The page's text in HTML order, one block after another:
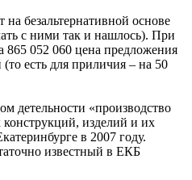
безальтернативной основе
с ними так и нашлось). При
865 052 060 цена предложения
есть для приличия – на 50
детельности «производство
конструкций, изделий и их
в 2007 году.
известный в ЕКБ